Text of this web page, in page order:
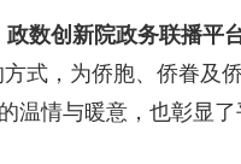
政数创新院政务联播平
式，为侨胞、侨眷及
温情与暖意，也彰显